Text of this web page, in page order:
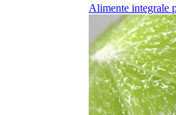
Alimente integrale